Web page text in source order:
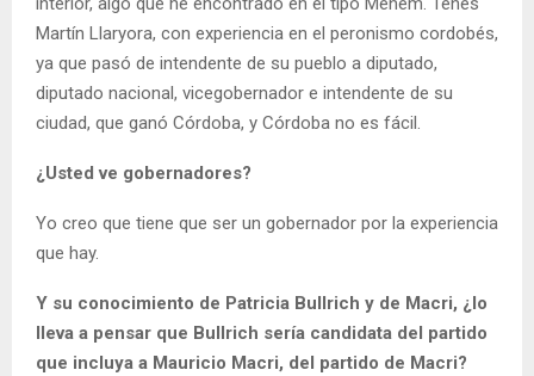
Martín Llaryora, con experiencia en el peronismo cordobés,
ya que pasó de intendente de su pueblo a diputado,
diputado nacional, vicegobernador e intendente de su
ciudad, que ganó Córdoba, y Córdoba no es fácil.
¿Usted ve gobernadores?
Yo creo que tiene que ser un gobernador por la experiencia
que hay.
Y su conocimiento de Patricia Bullrich y de Macri, ¿lo
lleva a pensar que Bullrich sería candidata del partido
que incluya a Mauricio Macri, del partido de Macri?